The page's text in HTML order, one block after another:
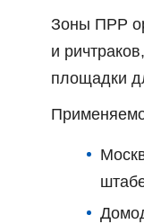
Зоны ПРР
и
площадки